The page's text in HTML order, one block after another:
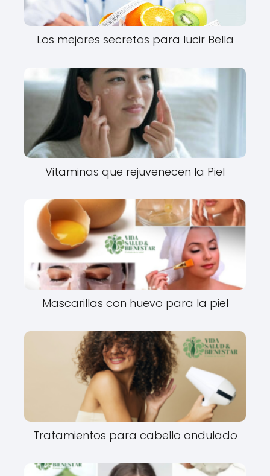
Los mejores secretos para lucir Bella
Vitaminas que rejuvenecen la Piel
Mascarillas con huevo para la piel
Tratamientos para cabello ondulado